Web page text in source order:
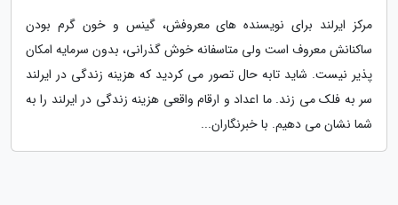
مرکز ایرلند برای نویسنده های معروفش، گینس و خون گرم بودن
ساکنانش معروف است ولی متاسفانه خوش گذرانی، بدون سرمایه امکان
پذیر نیست. شاید تابه حال تصور می کردید که هزینه زندگی در ایرلند
سر به فلک می زند. ما اعداد و ارقام واقعی هزینه زندگی در ایرلند را به
شما نشان می دهیم. با خبرنگاران...